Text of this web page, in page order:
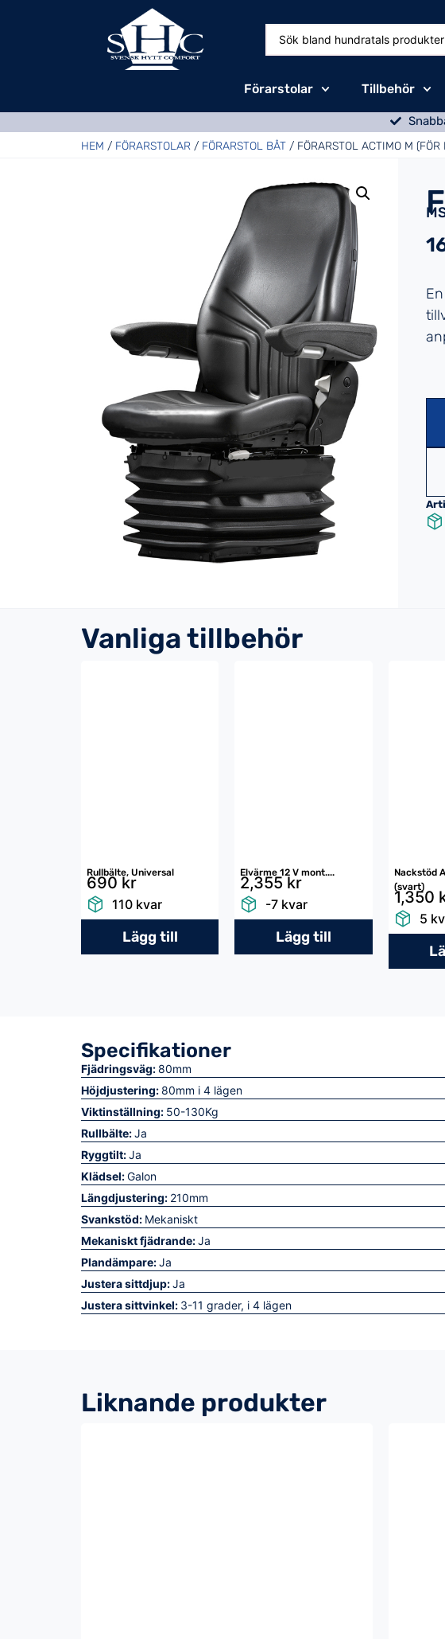
Förarstolar Tillbehör
HEM / FÖRARSTOLAR / FÖRARSTOL BÅT / FÖRARSTOL ACTIMO M (FÖR
Vanliga tillbehör
Rullbälte, Universal
690 kr
110 kvar
Lägg till
Elvärme 12 V mont....
2,355 kr
-7 kvar
Lägg till
Nackstöd
(svart)
1,350
5
Specifikationer
Fjädringsväg:80mm
Höjdjustering:80mm i 4 lägen
Viktinställning: 50-130Kg
Rullbälte:Ja
Ryggtilt:Ja
Klädsel:Galon
Längdjustering: 210mm
Svankstöd: Mekaniskt
Mekaniskt fjädrande:Ja
Plandämpare:Ja
Justera sittdjup:Ja
Justera sittvinkel: 3-11 grader, i 4 lägen
Liknande produkter